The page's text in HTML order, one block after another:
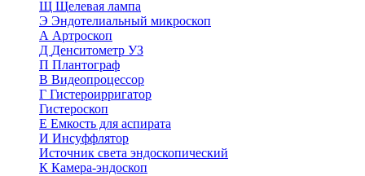
Щ Щелевая лампа
Э Эндотелиальный микроскоп
А Артроскоп
Д Денситометр УЗ
П Плантограф
В Видеопроцессор
Г Гистероирригатор
Гистероскоп
Е Емкость для аспирата
И Инсуффлятор
Источник света эндоскопический
К Камера-эндоскоп